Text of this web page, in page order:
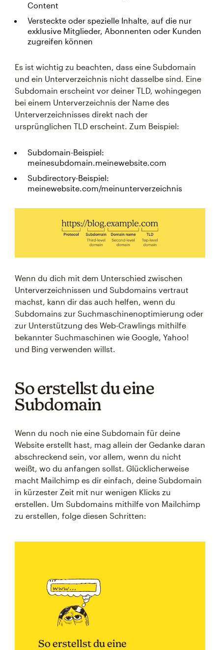
Content
Versteckte oder spezielle Inhalte, auf die nur
exklusive Mitglieder, Abonnenten oder Kunden
zugreifen können
Es ist wichtig zu beachten, dass eine Subdomain
und ein Unterverzeichnis nicht dasselbe sind. Eine
Subdomain erscheint vor deiner TLD, wohingegen
bei einem Unterverzeichnis der Name des
Unterverzeichnisses direkt nach der
ursprünglichen TLD erscheint. Zum Beispiel:
Subdomain-Beispiel:
meinesubdomain.meinewebsite.com
Subdirectory-Beispiel:
meinewebsite.com/meinunterverzeichnis
Wenn du dich mit dem Unterschied zwischen
Unterverzeichnissen und Subdomains vertraut
machst, kann dir das auch helfen, wenn du
Subdomains zur Suchmaschinenoptimierung oder
zur Unterstützung des Web-Crawlings mithilfe
bekannter Suchmaschinen wie Google, Yahoo!
und Bing verwenden willst.
So erstellst du eine
Subdomain
Wenn du noch nie eine Subdomain für deine
Website erstellt hast, mag allein der Gedanke daran
abschreckend sein, vor allem, wenn du nicht
weißt, wo du anfangen sollst. Glücklicherweise
macht Mailchimp es dir einfach, deine Subdomain
in kürzester Zeit mit nur wenigen Klicks zu
erstellen. Um Subdomains mithilfe von Mailchimp
zu erstellen, folge diesen Schritten:
So erstellst du eine